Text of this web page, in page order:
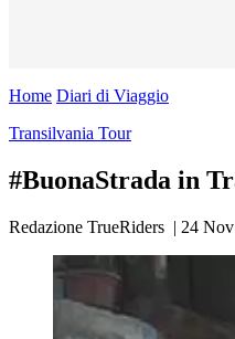
Home Diari di Viaggio
Transilvania Tour
#BuonaStrada in
Redazione TrueRiders | 24